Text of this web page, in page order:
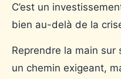
C’est un
bien au-delà de la
Reprendre la main
un chemin exigeant,